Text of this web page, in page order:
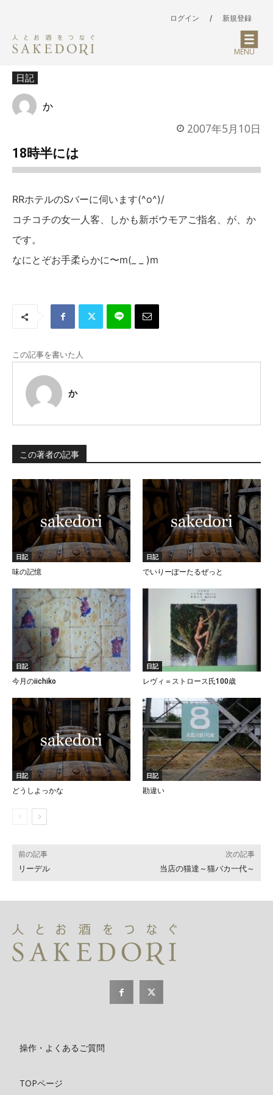
ログイン / 新規登録
MENU
日記
か
2007年5月10日
18時半には
RRホテルのSバーに伺います(^o^)/
コチコチの女一人客、しかも新ボウモアご指名、が、か
です。
なにとぞお手柔らかに〜m(_ _ )m
この記事を書いた人
か
この著者の記事
日記
味の記憶
日記
でいりーぽーたるぜっと
日記
今月のiichiko
日記
レヴィ＝ストロース氏100歳
日記
どうしよっかな
日記
勘違い
前の記事
リーデル
次の記事
当店の猫達～猫バカ一代～
操作・よくあるご質問
TOPページ